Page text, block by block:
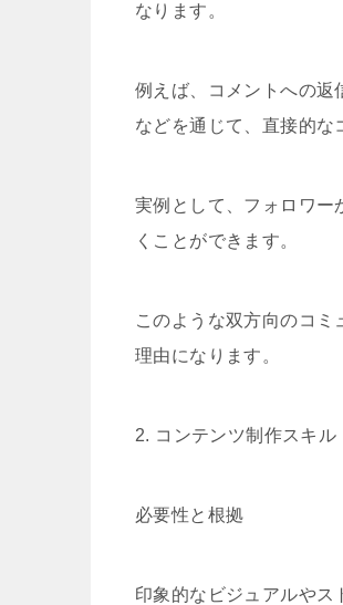
なります。
例えば、コメントへの返
などを通じて、直接的な
実例として、フォロワー
くことができます。
このような双方向のコ
理由になります。
2. コンテンツ制作スキル
必要性と根拠
印象的なビジュアルやス